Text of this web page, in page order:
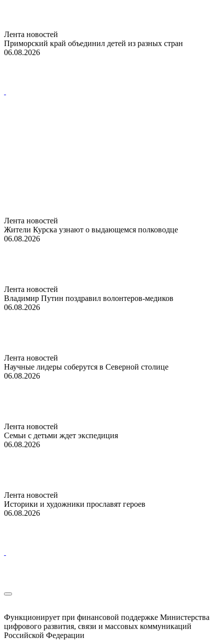
Лента новостей
Приморский край объединил детей из разных стран
06.08.2026
Лента новостей
Жители Курска узнают о выдающемся полководце
06.08.2026
Лента новостей
Владимир Путин поздравил волонтеров-медиков
06.08.2026
Лента новостей
Научные лидеры соберутся в Северной столице
06.08.2026
Лента новостей
Семьи с детьми ждет экспедиция
06.08.2026
Лента новостей
Историки и художники прославят героев
06.08.2026
Функционирует при финансовой поддержке Министерства
цифрового развития, связи и массовых коммуникаций
Российской Федерации